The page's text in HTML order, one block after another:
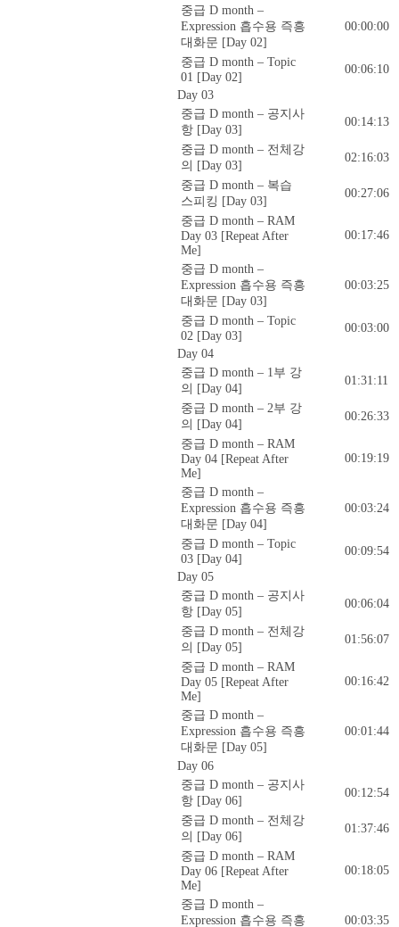
중급 D month –
Expression 흡수용 즉흥
대화문 [Day 02]
00:00:00
중급 D month – Topic
01 [Day 02]
00:06:10
Day 03
중급 D month – 공지사
항 [Day 03]
00:14:13
중급 D month – 전체강
의 [Day 03]
02:16:03
중급 D month – 복습
스피킹 [Day 03]
00:27:06
중급 D month – RAM
Day 03 [Repeat After
Me]
00:17:46
중급 D month –
Expression 흡수용 즉흥
대화문 [Day 03]
00:03:25
중급 D month – Topic
02 [Day 03]
00:03:00
Day 04
중급 D month – 1부 강
의 [Day 04]
01:31:11
중급 D month – 2부 강
의 [Day 04]
00:26:33
중급 D month – RAM
Day 04 [Repeat After
Me]
00:19:19
중급 D month –
Expression 흡수용 즉흥
대화문 [Day 04]
00:03:24
중급 D month – Topic
03 [Day 04]
00:09:54
Day 05
중급 D month – 공지사
항 [Day 05]
00:06:04
중급 D month – 전체강
의 [Day 05]
01:56:07
중급 D month – RAM
Day 05 [Repeat After
Me]
00:16:42
중급 D month –
Expression 흡수용 즉흥
대화문 [Day 05]
00:01:44
Day 06
중급 D month – 공지사
항 [Day 06]
00:12:54
중급 D month – 전체강
의 [Day 06]
01:37:46
중급 D month – RAM
Day 06 [Repeat After
Me]
00:18:05
중급 D month –
Expression 흡수용 즉흥
00:03:35